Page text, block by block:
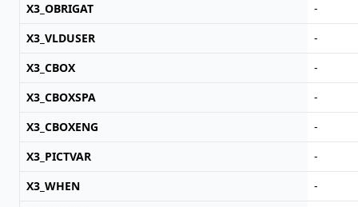
X3_OBRIGAT
-
X3_VLDUSER
-
X3_CBOX
-
X3_CBOXSPA
-
X3_CBOXENG
-
X3_PICTVAR
-
X3_WHEN
-